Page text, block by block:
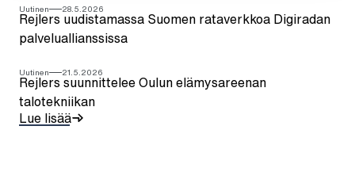
Uutinen 28.5.2026
Rejlers uudistamassa Suomen rataverkkoa Digiradan
palveluallianssissa
Uutinen 21.5.2026
Rejlers suunnittelee Oulun elämysareenan
talotekniikan
Lue lisää